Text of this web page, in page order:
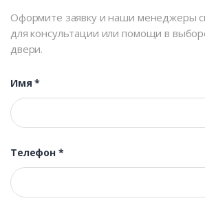
Оформите заявку и наши менеджеры
для консультации или помощи в
двери.
Имя*
Телефон *